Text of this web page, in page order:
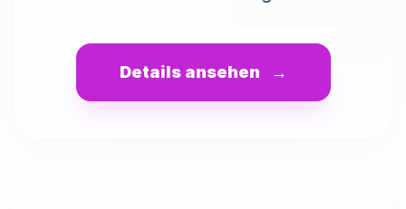
Details ansehen →